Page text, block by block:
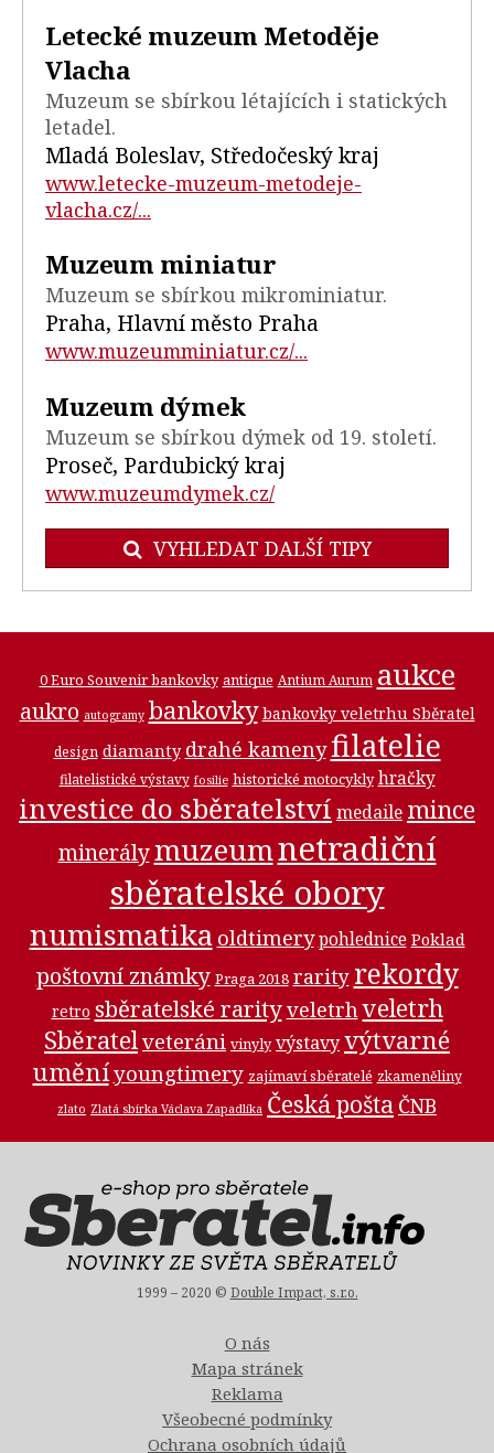
Letecké muzeum Metoděje
Vlacha
Muzeum se sbírkou létajících i statických
letadel.
Mladá Boleslav, Středočeský kraj
www.letecke-muzeum-metodeje-
vlacha.cz/...
Muzeum miniatur
Muzeum se sbírkou mikrominiatur.
Praha, Hlavní město Praha
www.muzeumminiatur.cz/...
Muzeum dýmek
Muzeum se sbírkou dýmek od 19. století.
Proseč, Pardubický kraj
www.muzeumdymek.cz/
VYHLEDAT DALŠÍ TIPY
0 Euro Souvenir bankovky antique Antium Aurum aukce
aukro autogramy bankovky bankovky veletrhu Sběratel
design diamanty drahé kamenyfilatelie
filatelistické výstavy fosilie historické motocykly hračky
investice do sběratelství medaile mince
minerálymuzeumnetradiční
sběratelské obory
numismatika oldtimery pohlednice Poklad
poštovní známky Praga 2018 rarity rekordy
retro sběratelské rarityveletrhveletrh
Sběratelveteráni vinyly výstavyvýtvarné
uměníyoungtimery zajímaví sběratelé zkameněliny
zlato Zlatá sbírka Václava Zapadlíka Česká pošta ČNB
1999 – 2020 © Double Impact, s.r.o.
O nás
Mapa stránek
Reklama
Všeobecné podmínky
Ochrana osobních údajů